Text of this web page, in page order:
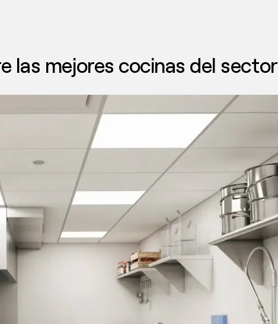
las mejores cocinas del sector